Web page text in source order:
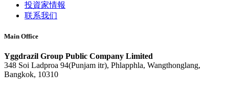
投資家情報
联系我们
Main Office
Yggdrazil Group Public Company Limited
348 Soi Ladproa 94(Punjam itr), Phlapphla, Wangthonglang,
Bangkok, 10310